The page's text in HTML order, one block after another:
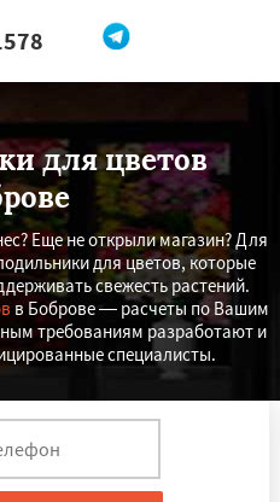
мне
для цветов
Еще не открыли магазин? Для
для цветов, которые
свежесть растений.
в Боброве ― расчеты по Вашим
требованиям разработают и
специалисты.